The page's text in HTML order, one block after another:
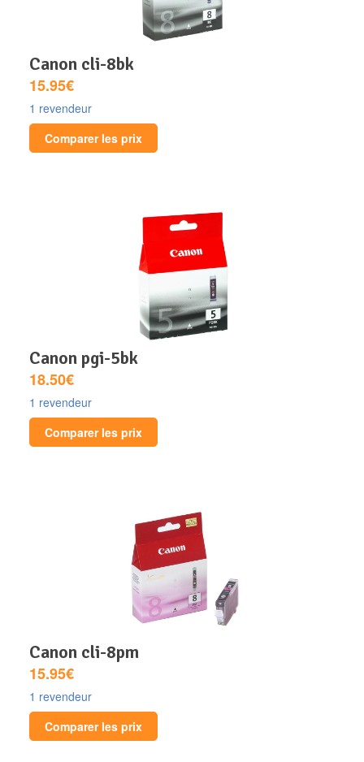
canon cli-8bk
15.95€
1 revendeur
Comparer les prix
canon pgi-5bk
18.50€
1 revendeur
Comparer les prix
canon cli-8pm
15.95€
1 revendeur
Comparer les prix